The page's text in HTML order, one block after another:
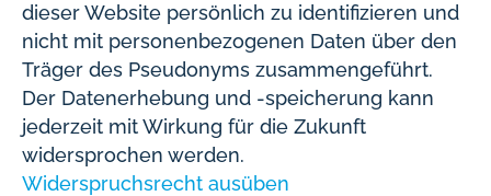
dieser Website persönlich zu identifizieren und
nicht mit personenbezogenen Daten über den
Träger des Pseudonyms zusammengeführt.
Der Datenerhebung und -speicherung kann
jederzeit mit Wirkung für die Zukunft
widersprochen werden.
Widerspruchsrecht ausüben